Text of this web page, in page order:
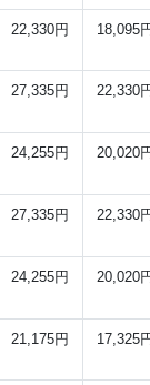
22,330円 18,095
27,335円 22,330
24,255円 20,020
27,335円 22,330
24,255円 20,020
21,175円 17,325